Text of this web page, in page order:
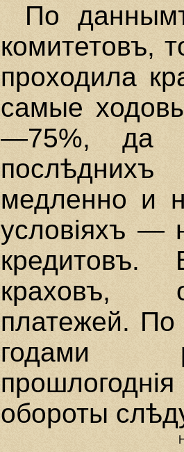
По
комитетовъ,
проходила
самые
—75%, да
медленно и
условiяхъ —
краховъ,
платежей.
годами
обороты